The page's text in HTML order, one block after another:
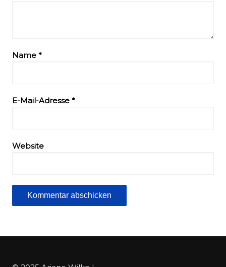
Name *
E-Mail-Adresse *
Website